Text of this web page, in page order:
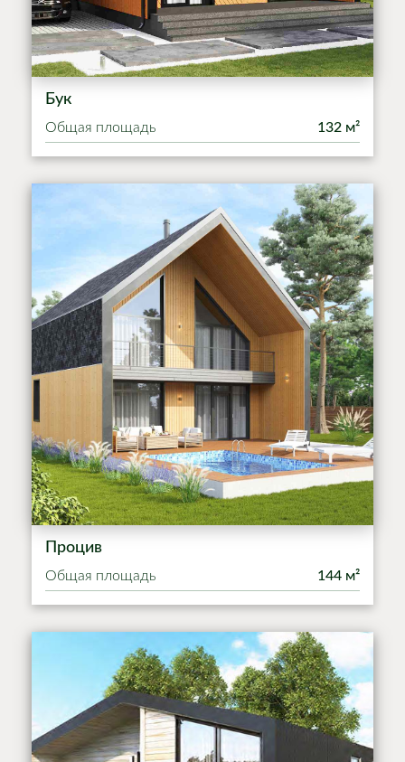
Бук
Общая площадь 132 м²
Процив
Общая площадь 144 м²